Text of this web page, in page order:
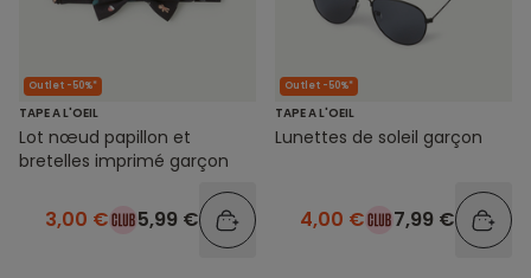
Outlet -50%*
TAPE A L'OEIL
Lot nœud papillon et
bretelles imprimé garçon
3,00 € 5,99 €
Outlet -50%*
TAPE A L'OEIL
Lunettes de soleil garçon
4,00 € 7,99 €